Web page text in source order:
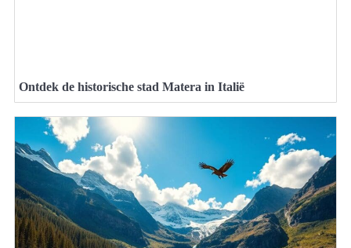
Ontdek de historische stad Matera in Italië